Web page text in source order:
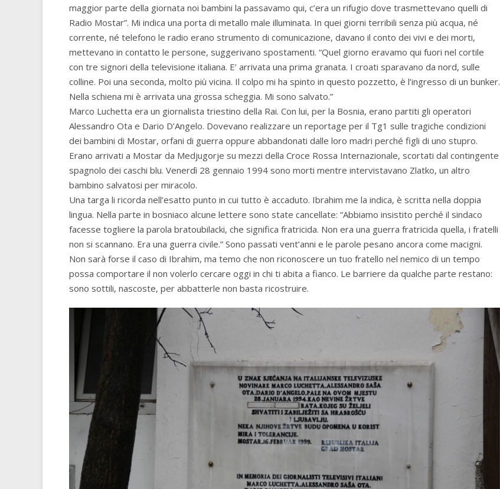
maggior parte della giornata noi bambini la passavamo qui, c’era un rifugio dove trasmettevano quelli di
Radio Mostar”. Mi indica una porta di metallo male illuminata. In quei giorni terribili senza più acqua, né
corrente, né telefono le radio erano strumento di comunicazione, davano il conto dei vivi e dei morti,
mettevano in contatto le persone, suggerivano spostamenti. “Quel giorno eravamo qui fuori nel cortile
con tre signori della televisione italiana. E’ arrivata una prima granata. I croati sparavano da nord, sulle
colline. Poi una seconda, molto più vicina. Il colpo mi ha spinto in questo pozzetto, è l’ingresso di un bunker.
Nella schiena mi è arrivata una grossa scheggia. Mi sono salvato.”
Marco Luchetta era un giornalista triestino della Rai. Con lui, per la Bosnia, erano partiti gli operatori
Alessandro Ota e Dario D’Angelo. Dovevano realizzare un reportage per il Tg1 sulle tragiche condizioni
dei bambini di Mostar, orfani di guerra oppure abbandonati dalle loro madri perché figli di uno stupro.
Erano arrivati a Mostar da Medjugorje su mezzi della Croce Rossa Internazionale, scortati dal contingente
spagnolo dei caschi blu. Venerdì 28 gennaio 1994 sono morti mentre intervistavano Zlatko, un altro
bambino salvatosi per miracolo.
Una targa li ricorda nell’esatto punto in cui tutto è accaduto. Ibrahim me la indica, è scritta nella doppia
lingua. Nella parte in bosniaco alcune lettere sono state cancellate: “Abbiamo insistito perché il sindaco
facesse togliere la parola bratoubilacki, che significa fratricida. Non era una guerra fratricida quella, i fratelli
non si scannano. Era una guerra civile.” Sono passati vent’anni e le parole pesano ancora come macigni.
Non sarà forse il caso di Ibrahim, ma temo che non riconoscere un tuo fratello nel nemico di un tempo
possa comportare il non volerlo cercare oggi in chi ti abita a fianco. Le barriere da qualche parte restano:
sono sottili, nascoste, per abbatterle non basta ricostruire.